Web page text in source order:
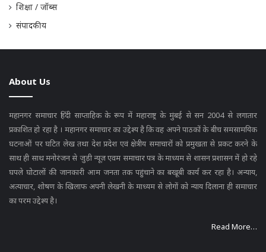
शिक्षा / जॉब्स
संपादकीय
About Us
महानगर समाचार हिंदी साप्ताहिक के रूप में महाराष्ट्र के मुंबई से सन 2004 से लगातार
प्रकाशित हो रहा है । महानगर समाचार का उद्देश्य है कि वह अपने पाठकों के बीच समसामयिक
घटनाओं पर घटित लेख तथा देश प्रदेश एवं क्षेत्रीय समाचारों को प्रमुखता से प्रकट करने के
साथ ही साथ मनोरंजन से जुड़ी न्यूज़ एवम समाचार पत्र के माध्यम से शासन प्रशासन में हो रहे
घपले घोटालों की जानकारी आम जनता तक पहुंचाने का बखूबी कार्य कर रहा है। अन्याय,
अत्याचार, शोषण के खिलाफ अपनी लेखनी के माध्यम से लोगों को न्याय दिलाना ही समाचार
का परम उद्देश्य है।
Read More…